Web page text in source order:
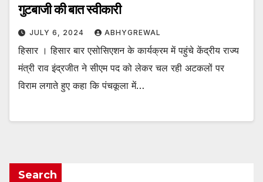
गुटबाजी की बात स्वीकारी
JULY 6, 2024 ABHYGREWAL
हिसार । हिसार बार एसोसिएशन के कार्यक्रम में पहुंचे केंद्रीय राज्य
मंत्री राव इंद्रजीत ने सीएम पद को लेकर चल रही अटकलों पर
विराम लगाते हुए कहा कि पंचकूला में…
Search